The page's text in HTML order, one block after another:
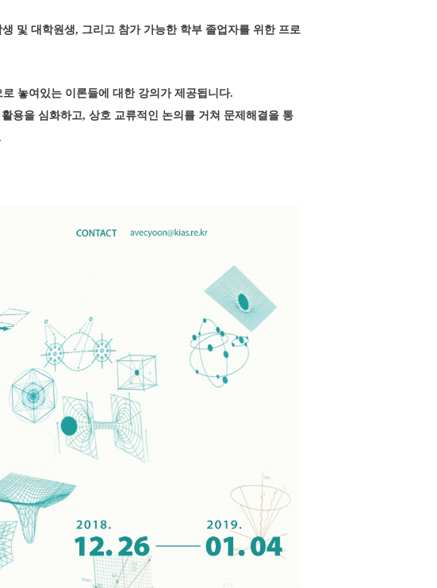
및 대학원생, 그리고 참가 가능한 학부 졸업자를 위한 프로
놓여있는 이론들에 대한 강의가 제공됩니다.
용을 심화하고, 상호 교류적인 논의를 거쳐 문제해결을 통